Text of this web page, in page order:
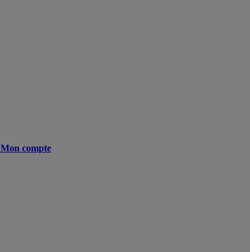
Mon compte